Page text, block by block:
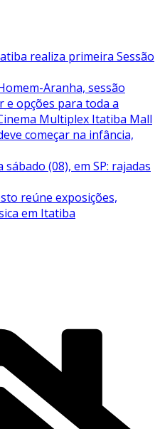
realiza primeira Sessão
Aranha, sessão
e opções para toda a
Multiplex Itatiba Mall
começar na infância,
(08), em SP: rajadas
reúne exposições,
em Itatiba